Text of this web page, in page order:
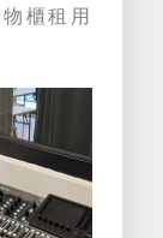
櫃租用